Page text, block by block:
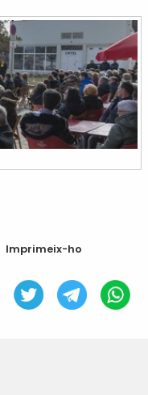
Imprimeix-ho